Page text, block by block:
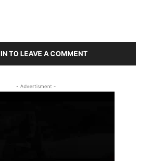
TO LEAVE A COMMENT
- Advertisment -